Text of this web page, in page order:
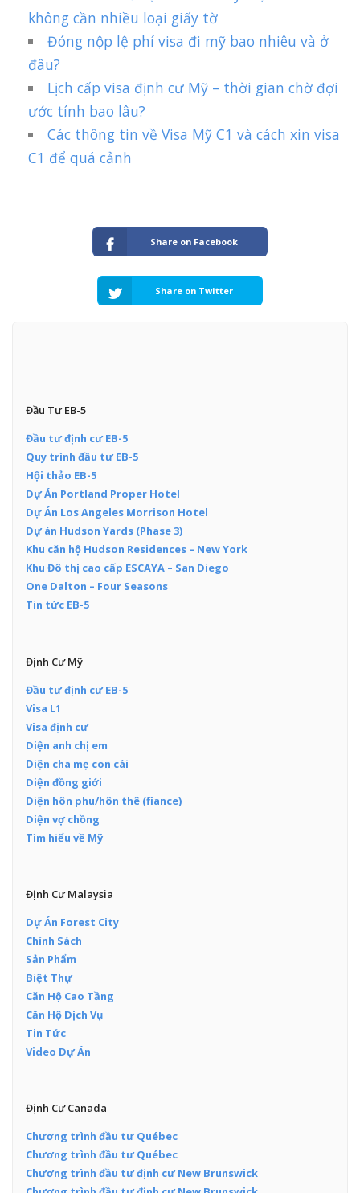
không cần nhiều loại giấy tờ
Đóng nộp lệ phí visa đi mỹ bao nhiêu và ở
đâu?
Lịch cấp visa định cư Mỹ – thời gian chờ đợi
ước tính bao lâu?
Các thông tin về Visa Mỹ C1 và cách xin visa
C1 để quá cảnh
Share on Facebook
Share on Twitter
Đầu Tư EB-5
Đầu tư định cư EB-5
Quy trình đầu tư EB-5
Hội thảo EB-5
Dự Án Portland Proper Hotel
Dự Án Los Angeles Morrison Hotel
Dự án Hudson Yards (Phase 3)
Khu căn hộ Hudson Residences – New York
Khu Đô thị cao cấp ESCAYA – San Diego
One Dalton – Four Seasons
Tin tức EB-5
Định Cư Mỹ
Đầu tư định cư EB-5
Visa L1
Visa định cư
Diện anh chị em
Diện cha mẹ con cái
Diện đồng giới
Diện hôn phu/hôn thê (fiance)
Diện vợ chồng
Tìm hiểu về Mỹ
Định Cư Malaysia
Dự Án Forest City
Chính Sách
Sản Phẩm
Biệt Thự
Căn Hộ Cao Tầng
Căn Hộ Dịch Vụ
Tin Tức
Video Dự Án
Định Cư Canada
Chương trình đầu tư Québec
Chương trình đầu tư Québec
Chương trình đầu tư định cư New Brunswick